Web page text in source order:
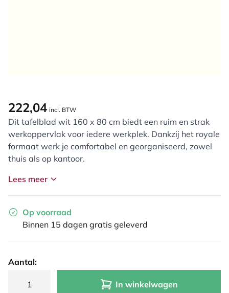
222,04 incl. BTW
Dit tafelblad wit 160 x 80 cm biedt een ruim en strak
werkoppervlak voor iedere werkplek. Dankzij het royale
formaat werk je comfortabel en georganiseerd, zowel
thuis als op kantoor.
Lees meer
Op voorraad
Binnen 15 dagen gratis geleverd
Aantal:
In winkelwagen